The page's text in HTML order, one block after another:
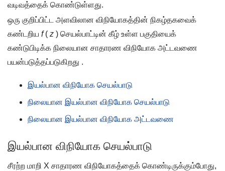
வடிவத்தைக் கொண்டுள்ளது.
ஒரு குறிப்பிட்ட அளவிலான விநியோகத்தின் நிகழ்தகவைக்
கண்டறிய f( z ) செயல்பாட்டின் கீழ் உள்ள பகுதியைக்
கண்டுபிடிக்க நிலையான சாதாரண விநியோக அட்டவணை
பயன்படுத்தப்படுகிறது .
இயல்பான விநியோக செயல்பாடு
நிலையான இயல்பான விநியோக செயல்பாடு
நிலையான இயல்பான விநியோக அட்டவணை
இயல்பான விநியோக செயல்பாடு
சீரற்ற மாறி X சாதாரண விநியோகத்தைக் கொண்டிருக்கும்போது,